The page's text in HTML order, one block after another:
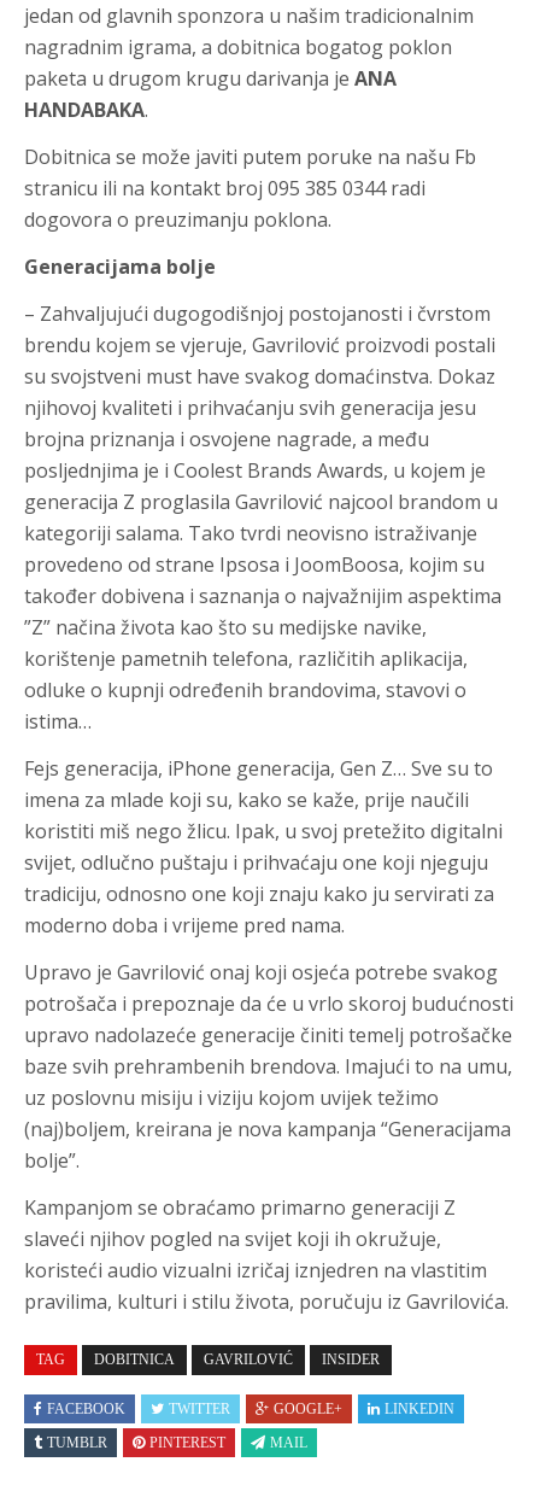
jedan od glavnih sponzora u našim tradicionalnim
nagradnim igrama, a dobitnica bogatog poklon
paketa u drugom krugu darivanja je ANA
HANDABAKA.
Dobitnica se može javiti putem poruke na našu Fb
stranicu ili na kontakt broj 095 385 0344 radi
dogovora o preuzimanju poklona.
Generacijama bolje
– Zahvaljujući dugogodišnjoj postojanosti i čvrstom
brendu kojem se vjeruje, Gavrilović proizvodi postali
su svojstveni must have svakog domaćinstva. Dokaz
njihovoj kvaliteti i prihvaćanju svih generacija jesu
brojna priznanja i osvojene nagrade, a među
posljednjima je i Coolest Brands Awards, u kojem je
generacija Z proglasila Gavrilović najcool brandom u
kategoriji salama. Tako tvrdi neovisno istraživanje
provedeno od strane Ipsosa i JoomBoosa, kojim su
također dobivena i saznanja o najvažnijim aspektima
”Z” načina života kao što su medijske navike,
korištenje pametnih telefona, različitih aplikacija,
odluke o kupnji određenih brandovima, stavovi o
istima…
Fejs generacija, iPhone generacija, Gen Z… Sve su to
imena za mlade koji su, kako se kaže, prije naučili
koristiti miš nego žlicu. Ipak, u svoj pretežito digitalni
svijet, odlučno puštaju i prihvaćaju one koji njeguju
tradiciju, odnosno one koji znaju kako ju servirati za
moderno doba i vrijeme pred nama.
Upravo je Gavrilović onaj koji osjeća potrebe svakog
potrošača i prepoznaje da će u vrlo skoroj budućnosti
upravo nadolazeće generacije činiti temelj potrošačke
baze svih prehrambenih brendova. Imajući to na umu,
uz poslovnu misiju i viziju kojom uvijek težimo
(naj)boljem, kreirana je nova kampanja “Generacijama
bolje”.
Kampanjom se obraćamo primarno generaciji Z
slaveći njihov pogled na svijet koji ih okružuje,
koristeći audio vizualni izričaj iznjedren na vlastitim
pravilima, kulturi i stilu života, poručuju iz Gavrilovića.
TAG DOBITNICA GAVRILOVIĆ INSIDER
FACEBOOK TWITTER GOOGLE+
LINKEDIN
TUMBLR
PINTEREST MAIL